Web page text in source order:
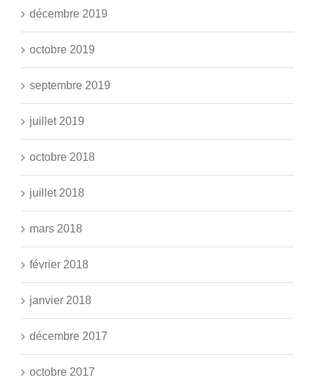
décembre 2019
octobre 2019
septembre 2019
juillet 2019
octobre 2018
juillet 2018
mars 2018
février 2018
janvier 2018
décembre 2017
octobre 2017